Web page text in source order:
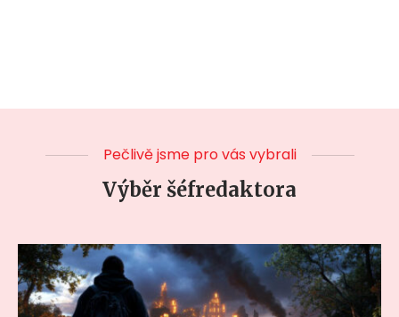
Pečlivě jsme pro vás vybrali
Výběr šéfredaktora